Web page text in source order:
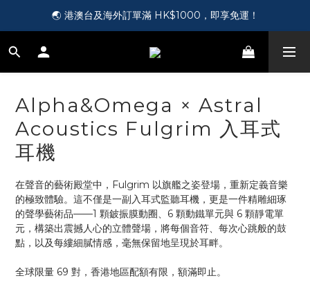
🎵 第一次接觸訂製耳機？歡迎到 Showroom 免費體驗【按此】
🌏 港澳台及海外訂單滿 HK$1000，即享免運！
🛍️ 成為新會員即送您 HK$50，即領即用！【按此】
Alpha&Omega × Astral
Acoustics Fulgrim 入耳式
耳機
在聲音的藝術殿堂中，Fulgrim 以旗艦之姿登場，重新定義音樂
的極致體驗。這不僅是一副入耳式監聽耳機，更是一件精雕細琢
的聲學藝術品——1 顆鈹振膜動圈、6 顆動鐵單元與 6 顆靜電單
元，構築出震撼人心的立體聲場，將每個音符、每次心跳般的鼓
點，以及每縷細膩情感，毫無保留地呈現於耳畔。
全球限量 69 對，香港地區配額有限，額滿即止。